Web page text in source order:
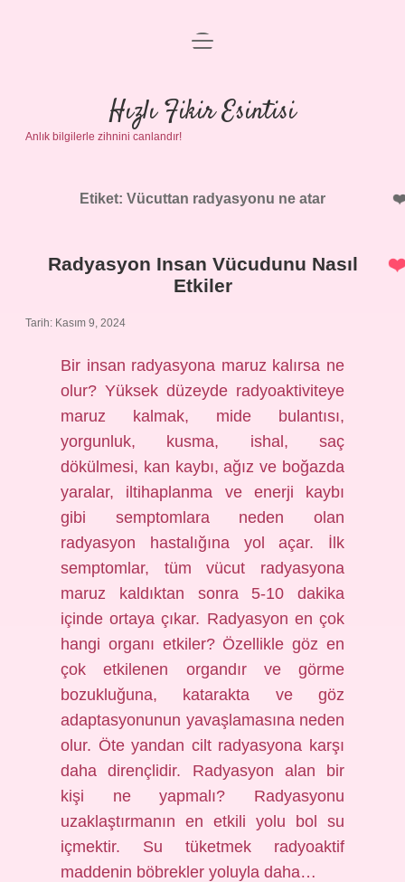
Anasayfa
Gizlilik Politikası
Yasal Uyarı
menüyü
Hızlı Fikir Esintisi
Anlık bilgilerle zihnini canlandır!
Etiket: Vücuttan radyasyonu ne atar
Radyasyon Insan Vücudunu Nasıl
Etkiler
Tarih: Kasım 9, 2024
Bir insan radyasyona maruz kalırsa ne
olur? Yüksek düzeyde radyoaktiviteye
maruz kalmak, mide bulantısı,
yorgunluk, kusma, ishal, saç
dökülmesi, kan kaybı, ağız ve boğazda
yaralar, iltihaplanma ve enerji kaybı
gibi semptomlara neden olan
radyasyon hastalığına yol açar. İlk
semptomlar, tüm vücut radyasyona
maruz kaldıktan sonra 5-10 dakika
içinde ortaya çıkar. Radyasyon en çok
hangi organı etkiler? Özellikle göz en
çok etkilenen organdır ve görme
bozukluğuna, katarakta ve göz
adaptasyonunun yavaşlamasına neden
olur. Öte yandan cilt radyasyona karşı
daha dirençlidir. Radyasyon alan bir
kişi ne yapmalı? Radyasyonu
uzaklaştırmanın en etkili yolu bol su
içmektir. Su tüketmek radyoaktif
maddenin böbrekler yoluyla daha…